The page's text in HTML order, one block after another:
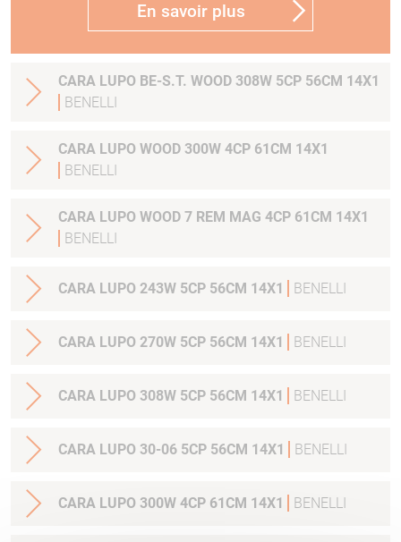
En savoir plus
CARA LUPO BE-S.T. WOOD 308W 5CP 56CM 14X1
BENELLI
CARA LUPO WOOD 300W 4CP 61CM 14X1
BENELLI
CARA LUPO WOOD 7 REM MAG 4CP 61CM 14X1
BENELLI
CARA LUPO 243W 5CP 56CM 14X1 BENELLI
CARA LUPO 270W 5CP 56CM 14X1 BENELLI
CARA LUPO 308W 5CP 56CM 14X1 BENELLI
CARA LUPO 30-06 5CP 56CM 14X1 BENELLI
CARA LUPO 300W 4CP 61CM 14X1 BENELLI